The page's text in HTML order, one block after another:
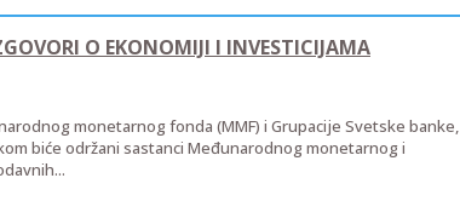
O EKONOMIJI I INVESTICIJAMA
monetarnog fonda (MMF) i Grupacije Svetske banke,
biće održani sastanci Međunarodnog monetarnog i